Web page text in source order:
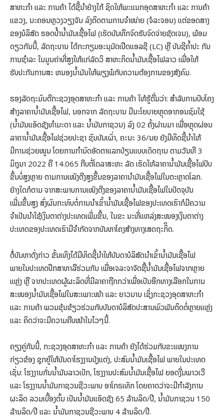
ສາຫະກໍາ ແລະ ການຄ້າ ໄດ້ຊີ້ນໍາຢ່າງໃກ້ ຊິດໃຫ້ພະແນກອຸດສາຫະກໍາ ແລະ ການຄ້າ
ແຂວງ, ນະຄອນຫຼວງວຽງຈັນ ລົງຕິດຕາມການຈໍາໜ່າຍ (ຈໍລະຈອນ) ແຕ່ຂອດສາງ
ຂອງບໍລິສັດ ຮອດປໍ້ານໍ້າມັນເຊື້ອໄຟ (ເຮັດບັນທຶກຈົດຮັບຈົດຈ່າຍຊັດເຈນ), ພ້ອມ
ດຽວກັນນີ້, ລັດຖະບານ ໄດ້ກະກຽມອະນຸມັດເປີດແອລຊີ (LC) ຫຼື ບັນຊີຄໍ້າປະ ກັນ
ການຊໍາລະ ໃນມູນຄ່າທີ່ສູງໃຫ້ແກ່ລັດວິ ສາຫະກິດນໍ້າມັນເຊື້ອໄຟລາວ ເພື່ອໃຫ້
ຮັບປະກັນການສະ ຫນອງນ້ຳມັນໃຫ້ພຽງພໍກັບຄວາມຕ້ອງການຂອງສັງຄົມ.
ຮອງລັດຖະມົນຕີກະຊວງອຸດສາຫະກຳ ແລະ ການຄ້າ ໃຫ້ຮູ້ຕື່ມວ່າ: ສໍາລັບການປັບໂຄງ
ສ້າງລາຄານໍ້າມັນເຊື້ອໄຟ, ນອກຈາກ ລັດຖະບານ ມີນະໂຍບາຍຫຼຸດອາກອນຊົມໃຊ້
(ນໍ້າມັນແອັດຊັງທໍາມະດາ ແລະ ນໍ້າມັນກາຊວນ) ລົງ 02 ຄັ້ງຜ່ານມາ ເພື່ອຫຼຸດຜ່ອນ
ລາຄານໍ້າມັນເຊື້ອໄຟຊ່ວຍປະຊາ ຊົນບັນເຜົ່າ, ຄະນະ 36/ນຍ ຍັງມີທິດຊີ້ນໍາໃຫ້
ມີການຊ່ວຍໜູນ ໂດຍການກໍານົດອັດຕາແລກປ່ຽນແບບເດັດຖານ ຕາມວັນທີ 3
ມິຖຸນາ 2022 ຄື 14.065 ກີບຕໍ່ໂດລາສະຫະ ລັດ ເຮັດໃຫ້ລາຄານໍ້າມັນເຊື້ອໄຟປັບ
ຂຶ້ນບໍ່ສູງຫຼາຍ ຕາມການເໜັງຕີງສູງຂຶ້ນຂອງລາຄານໍາມັນເຊື້ອໄຟໃນຕະຫຼາດໂລກ.
ຢ່າງໃດກໍຕາມ ຈາກສະພາບການເໜັງຕີງຂອງລາຄານ້ຳມັນເຊື້ອໄຟໃນປັດຈຸບັນ
ເພີ່ມຂຶ້ນສູງ ສົ່ງຜົນກະທົບຕໍ່ການນຳເຂົ້ານ້ຳມັນເຊື້ອໄຟຂອງປະເທດເຮົາກໍມີຄວາມ
ຈຳເປັນນຳໃຊ້ເງິນຕາຕ່າງປະເທດເພີ່ມຂຶ້ນ, ໃນຂະ ນະທີ່ແຫລ່ງສະໜອງເງິນຕາຕ່າງ
ປະເທດຂອງປະເທດເຮົາມີຈຳກັດຈາກບັນຫາໂຄງສ້າງທາງເສດຖະກິິດ.
ຕໍ່ໍບັນຫາດັ່ງກ່າວ ຂັ້ນເທິງໄດ້ມີທິດຊີ້ນຳໃຫ້ບັນດາບໍລິສັດນໍາເຂົ້ານ້ຳມັນເຊື້ອໄຟ
ພາຍໃນປະເທດປຶກສາຫາລືຮ່ວມກັນ ເພື່ອເຈລະຈາຈັດຊື້ນ້ຳມັນເຊື້ອໄຟຈາກຫຼາຍ
ແຫຼ່ງ ຫຼື ຈາກປະເທດຜູ້ຜະລິດທີ່ມີລາຄາຖືກກວ່າເພື່ອເປັນອີກທາງເລືອກໃນການ
ສະໜອງນ້ຳມັນເຊື້ອໄຟໃນສະເພາະໜ້າ ແລະ ຍາວນານ ເຊິ່ງກະຊວງອຸດສາຫະກຳ
ແລະ ການຄ້າ ພວມຂຸ້ນຂ້ຽວຮ່ວມກັບບັນດາບໍລິສັດປະສານພົວພັນຕິດຕໍ່ຫຼາຍແຫຼ່ງ
ແລະ ຄິດວ່າຈະມີຄວາມຄືບໜ້າໃນໄວໆນີ້.
ຄຽງຄູ່ກັນນີ້, ກະຊວງອຸດສາຫະກຳ ແລະ ການຄ້າ ຍັງໄດ້ຮ່ວມກັບຂະແໜງການ
ກ່ຽວຂ້ອງ ຊຸກຍູ້ໃຫ້ບັນດາໂຮງງານປຸ່ງແຕ່ງ, ປະສົມນໍ້າມັນເຊື້ອໄຟ ພາຍໃນປະເທດ
ເຊັ່ນ: ໂຮງງານກັ່ນນໍ້າມັນລາວເປັກ, ໂຮງງານປະສົມນໍ້າມັນເຊື້ອໄຟ ຍອດງື່ມພາວເວີ
ແລະ ໂຮງງານນໍ້າມັນກາຊວນຊີວະພາບ ອາໂກຣເທັກ ໂດຍຄາດວ່າຈະມີກຳລັງການ
ຜະລິດ ລວມເບື້ອງຕົ້ນ ເປັນນໍ້າມັນແອັດຊັງ 65 ລ້ານລິດ/ປີ, ນໍ້າມັນກາຊວນ 150
ລ້ານລິດ/ປີ ແລະ ນໍ້າມັນກາຊວນຊີວະພາບ 4 ລ້ານລິດ/ປີ.